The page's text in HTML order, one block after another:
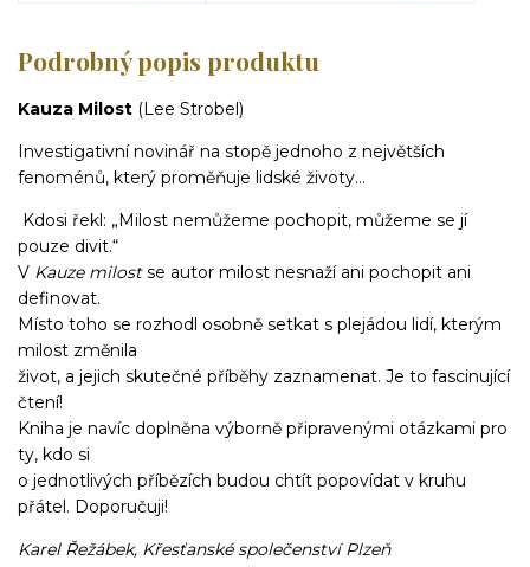
Podrobný popis produktu
Kauza Milost (Lee Strobel)
Investigativní novinář na stopě jednoho z největších
fenoménů, který proměňuje lidské životy…
Kdosi řekl: „Milost nemůžeme pochopit, můžeme se jí
pouze divit.“
V Kauze milostse autor milost nesnaží ani pochopit ani
definovat.
Místo toho se rozhodl osobně setkat s plejádou lidí, kterým
milost změnila
život, a jejich skutečné příběhy zaznamenat. Je to fascinující
čtení!
Kniha je navíc doplněna výborně připravenými otázkami pro
ty, kdo si
o jednotlivých příbězích budou chtít popovídat v kruhu
přátel. Doporučuji!
Karel Řežábek, Křesťanské společenství Plzeň